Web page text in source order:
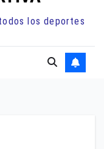
los deportes